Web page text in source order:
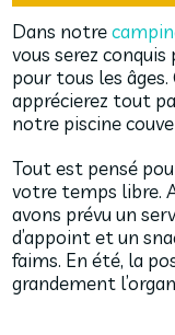
Dans notre
vous serez
pour tous les âges.
apprécierez tout
notre piscine
Tout est pensé
votre temps libre.
avons prévu un
d’appoint et un
faims. En été, la
grandement